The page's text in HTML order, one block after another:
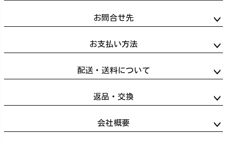
お問合せ先
お支払い方法
配送・送料について
返品・交換
会社概要